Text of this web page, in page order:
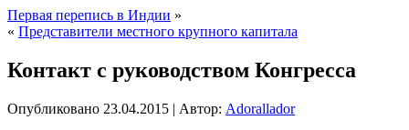
Первая перепись в Индии »
« Представители местного крупного капитала
Контакт с руководством Конгресса
Опубликовано 23.04.2015 | Автор: Adorallador